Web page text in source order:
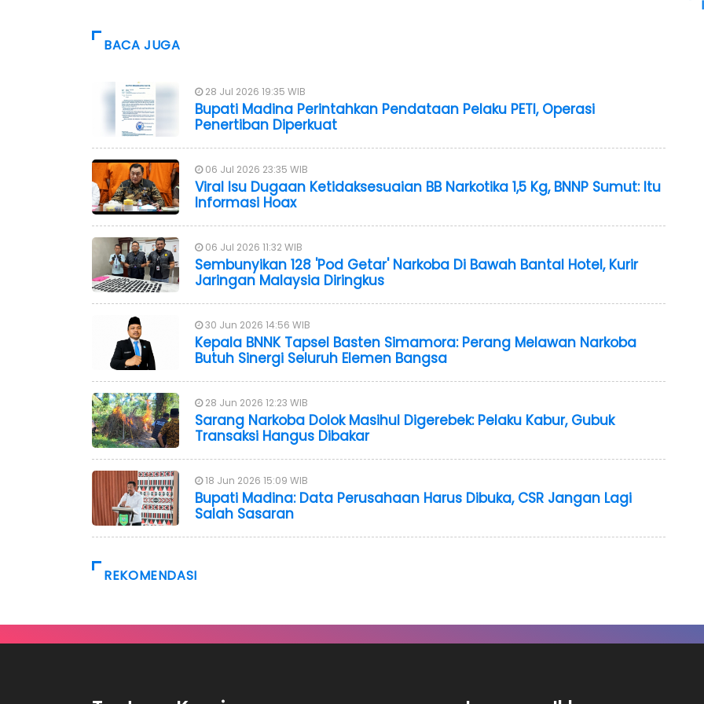
BACA JUGA
28 Jul 2026 19:35 WIB
Bupati Madina Perintahkan Pendataan Pelaku PETI, Operasi
Penertiban Diperkuat
06 Jul 2026 23:35 WIB
Viral Isu Dugaan Ketidaksesuaian BB Narkotika 1,5 Kg, BNNP Sumut: Itu
Informasi Hoax
06 Jul 2026 11:32 WIB
Sembunyikan 128 'Pod Getar' Narkoba Di Bawah Bantal Hotel, Kurir
Jaringan Malaysia Diringkus
30 Jun 2026 14:56 WIB
Kepala BNNK Tapsel Basten Simamora: Perang Melawan Narkoba
Butuh Sinergi Seluruh Elemen Bangsa
28 Jun 2026 12:23 WIB
Sarang Narkoba Dolok Masihul Digerebek: Pelaku Kabur, Gubuk
Transaksi Hangus Dibakar
18 Jun 2026 15:09 WIB
Bupati Madina: Data Perusahaan Harus Dibuka, CSR Jangan Lagi
Salah Sasaran
REKOMENDASI